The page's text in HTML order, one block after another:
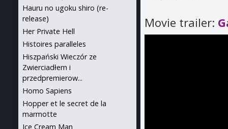
Movie trailer:
Hauru no ugoku shiro (re-
release)
Her Private Hell
Histoires paralleles
Hiszpański Wieczór ze
Zwierciadłem i
przedpremierow...
Homo Sapiens
Hopper et le secret de la
marmotte
Ice Cream Man